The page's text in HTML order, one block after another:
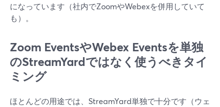
になっています（社内でZoomやWebexを併用していて
も）。
Zoom EventsやWebex Eventsを単独
のStreamYardではなく使うべきタイ
ミング
ほとんどの用途では、StreamYard単独で十分です（ウェ